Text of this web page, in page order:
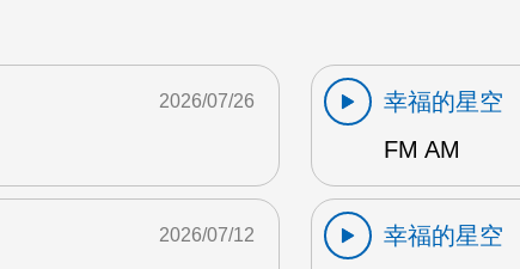
2026/07/26
幸福的星空
FM AM
2026/07/12
幸福的星空